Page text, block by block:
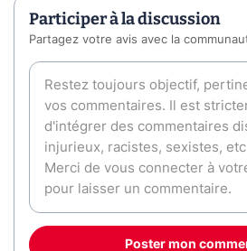
Participer à la discussion
Partagez votre avis avec la
Poster mon